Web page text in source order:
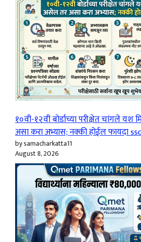
१०वी-१२वी बोर्डाच्या परीक्षेत चांगले
असा करा अभ्यास; नक्की होईल फायदा
by samacharkatta11
August 8, 2026